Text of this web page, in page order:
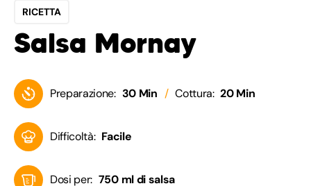
RICETTA
Salsa Mornay
Preparazione: 30 Min Cottura: 20 Min
Difficoltà: Facile
Dosi per: 750 ml di salsa